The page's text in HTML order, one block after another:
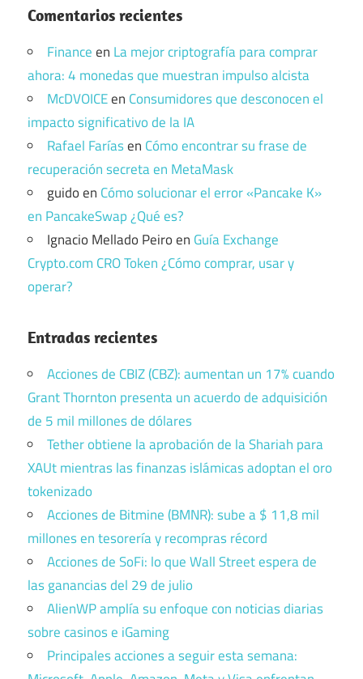
Comentarios recientes
Financeen La mejor criptografía para comprar
ahora: 4 monedas que muestran impulso alcista
McDVOICEen Consumidores que desconocen el
impacto significativo de la IA
Rafael Faríasen Cómo encontrar su frase de
recuperación secreta en MetaMask
guidoen Cómo solucionar el error «Pancake K»
en PancakeSwap ¿Qué es?
Ignacio Mellado Peiroen Guía Exchange
Crypto.com CRO Token ¿Cómo comprar, usar y
operar?
Entradas recientes
Acciones de CBIZ (CBZ): aumentan un 17% cuando
Grant Thornton presenta un acuerdo de adquisición
de 5 mil millones de dólares
Tether obtiene la aprobación de la Shariah para
XAUt mientras las finanzas islámicas adoptan el oro
tokenizado
Acciones de Bitmine (BMNR): sube a $ 11,8 mil
millones en tesorería y recompras récord
Acciones de SoFi: lo que Wall Street espera de
las ganancias del 29 de julio
AlienWP amplía su enfoque con noticias diarias
sobre casinos e iGaming
Principales acciones a seguir esta semana: